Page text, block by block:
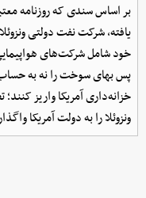
بر اساس سندی که روزنامه
خود شامل شرکت‌های
پس بهای سوخت را نه به حساب
خزانه‌داری آمریکا واریز
ونزوئلا را به دولت آمریکا